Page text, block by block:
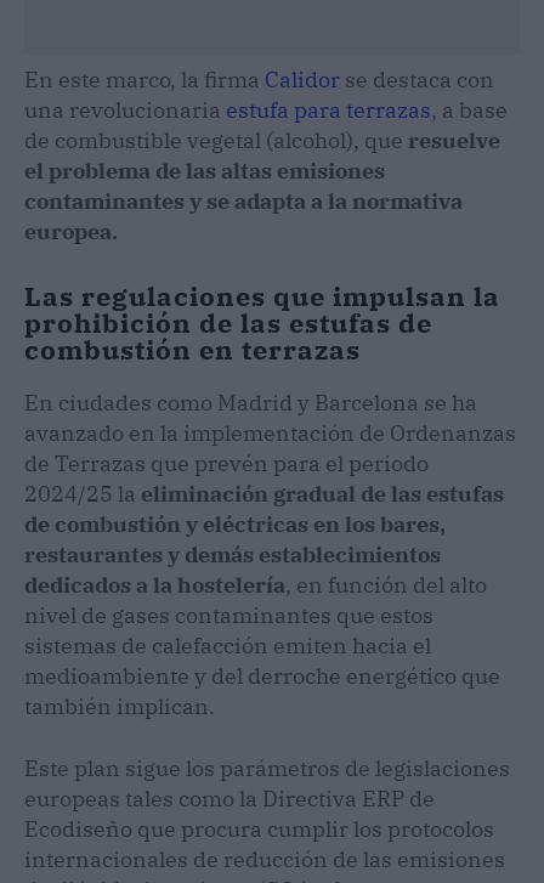
En este marco, la firma Calidor se destaca con
una revolucionaria estufa para terrazas, a base
de combustible vegetal (alcohol), que resuelve
el problema de las altas emisiones
contaminantes y se adapta a la normativa
europea.
Las regulaciones que impulsan la
prohibición de las estufas de
combustión en terrazas
En ciudades como Madrid y Barcelona se ha
avanzado en la implementación de Ordenanzas
de Terrazas que prevén para el periodo
2024/25 la eliminación gradual de las estufas
de combustión y eléctricas en los bares,
restaurantes y demás establecimientos
dedicados a la hostelería, en función del alto
nivel de gases contaminantes que estos
sistemas de calefacción emiten hacia el
medioambiente y del derroche energético que
también implican.
Este plan sigue los parámetros de legislaciones
europeas tales como la Directiva ERP de
Ecodiseño que procura cumplir los protocolos
internacionales de reducción de las emisiones